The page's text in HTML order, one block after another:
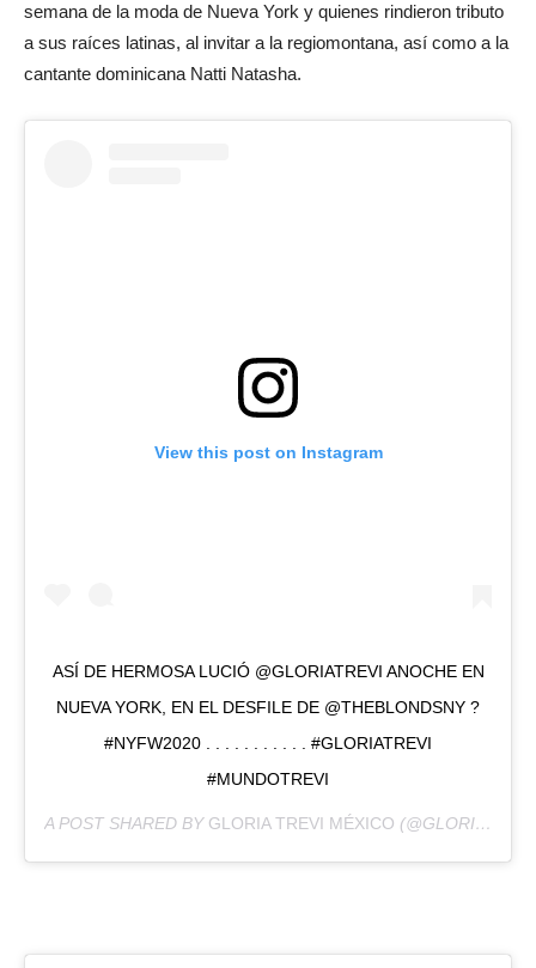
semana de la moda de Nueva York y quienes rindieron tributo
a sus raíces latinas, al invitar a la regiomontana, así como a la
cantante dominicana Natti Natasha.
View this post on Instagram
ASÍ DE HERMOSA LUCIÓ @GLORIATREVI ANOCHE EN
NUEVA YORK, EN EL DESFILE DE @THEBLONDSNY ?
#NYFW2020 . . . . . . . . . . . #GLORIATREVI
#MUNDOTREVI
A POST SHARED BY GLORIA TREVI MÉXICO (@GLORIATREVIMEX) ON